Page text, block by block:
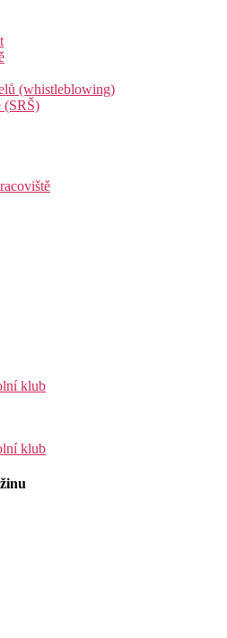
(whistleblowing)
(SRŠ)
klub
klub